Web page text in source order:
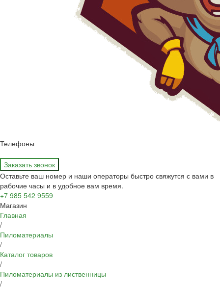
Телефоны
Заказать звонок
Оставьте ваш номер и наши операторы быстро свяжутся с вами в
рабочие часы и в удобное вам время.
+7 985 542 9559
Магазин
Главная
/
Пиломатериалы
/
Каталог товаров
/
Пиломатериалы из лиственницы
/